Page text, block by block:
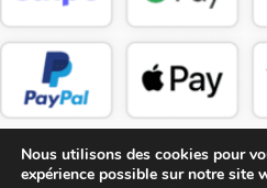
Nous utilisons des cookies pour
expérience possible sur notre site